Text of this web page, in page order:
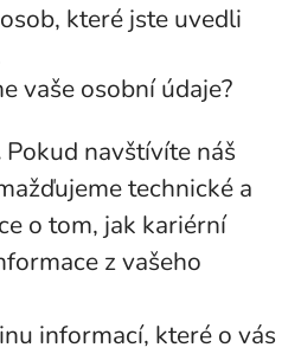
které jste uvedli
vaše osobní údaje?
Pokud navštívíte náš
technické a
o tom, jak kariérní
z vašeho
informací, které o vás